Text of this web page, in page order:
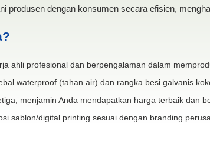
produsen dengan konsumen secara efisien,
ahli profesional dan berpengalaman dalam
waterproof (tahan air) dan rangka besi galvanis
menjamin Anda mendapatkan harga terbaik dan
sablon/digital printing sesuai dengan branding